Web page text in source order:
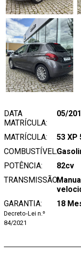
DATA
MATRÍCULA:
05/
MATRÍCULA: 53 XP
COMBUSTÍVEL:
POTÊNCIA:
82cv
TRANSMISSÃO:
GARANTIA:
Decreto-Lei n.º
84/2021
18